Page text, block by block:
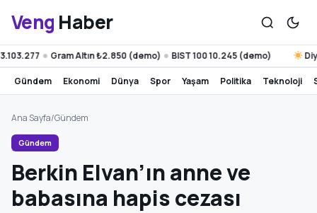
Veng Haber
● Gram Altın ₺2.850 (demo) ● BIST 100 10.245 (demo)
gündem ekonomi dünya spor yaşam politika teknoloji
Ana Sayfa/Gündem
Gündem
Berkin Elvan’ın anne ve
babasına hapis cezası